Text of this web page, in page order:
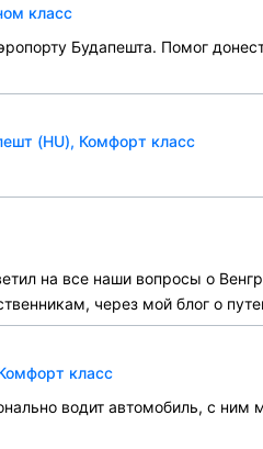
класс
Будапешта. Помог
(HU), Комфорт класс
на все наши вопросы о
через мой блог о
класс
водит автомобиль, с ним